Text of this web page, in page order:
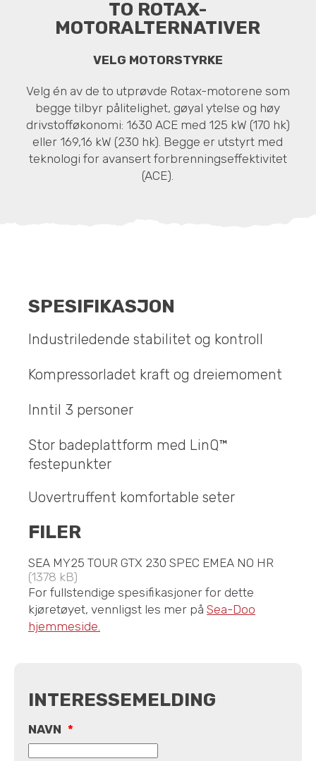
TO ROTAX-
MOTORALTERNATIVER
VELG MOTORSTYRKE
Velg én av de to utprøvde Rotax-motorene som
begge tilbyr pålitelighet, gøyal ytelse og høy
drivstofføkonomi: 1630 ACE med 125 kW (170 hk)
eller 169,16 kW (230 hk). Begge er utstyrt med
teknologi for avansert forbrenningseffektivitet
(ACE).
SPESIFIKASJON
Industriledende stabilitet og kontroll
Kompressorladet kraft og dreiemoment
Inntil 3 personer
Stor badeplattform med LinQ™
festepunkter
Uovertruffent komfortable seter
FILER
SEA MY25 TOUR GTX 230 SPEC EMEA NO HR
(1378 kB)
For fullstendige spesifikasjoner for dette
kjøretøyet, vennligst les mer på Sea-Doo
hjemmeside.
INTERESSEMELDING
NAVN *